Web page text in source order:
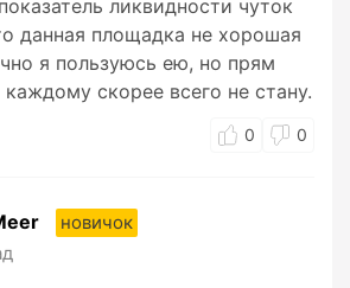
ликвидности чуток
данная площадка не хорошая
я пользуюсь ею, но прям
скорее всего не стану.
0 0
новичок